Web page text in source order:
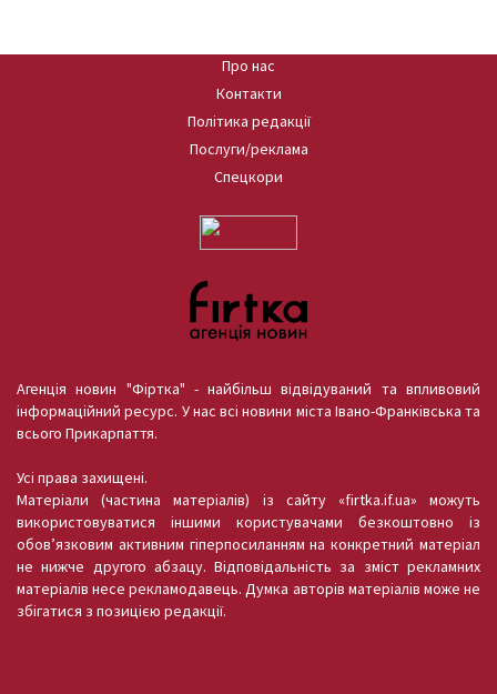
Про нас
Контакти
Політика редакції
Послуги/реклама
Спецкори
Агенція новин "Фіртка" - найбільш відвідуваний та впливовий
інформаційний ресурс. У нас всі новини міста Івано-Франківська та
всього Прикарпаття.
Усі права захищені.
Матеріали (частина матеріалів) із сайту «firtka.if.ua» можуть
використовуватися іншими користувачами безкоштовно із
обов’язковим активним гіперпосиланням на конкретний матеріал
не нижче другого абзацу. Відповідальність за зміст рекламних
матеріалів несе рекламодавець. Думка авторів матеріалів може не
збігатися з позицією редакції.